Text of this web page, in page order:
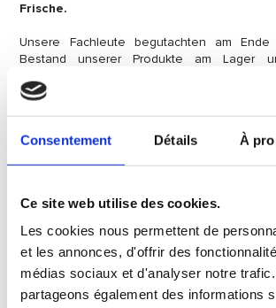
Consentement Détails À
Ce site web utilise des cookies.
Les cookies nous permettent de
et les annonces, d'offrir des
médias sociaux et d'analyser notre
partageons également des informations
Frische.
Unsere Fachleute begutachten am
Bestand unserer Produkte am Lager
Verkostung eine exzellente Obstauswahl
Boxen der folgenden Woche zusammen.
Die Zertifizierung nach ISO 9001 : 2008
wenn ein Betrieb:
seine Fähigkeit nachweisen muss,
Produkt liefern zu können, das mit
der Kunden übereinstimmt
die Zufriedenheit seiner Kunden